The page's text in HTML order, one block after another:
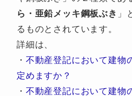
ら・亜鉛メッキ鋼板ぶき 」
るものとされています。
詳細は、
・ 不動産登記において建物
定めますか？
・ 不動産登記において建物